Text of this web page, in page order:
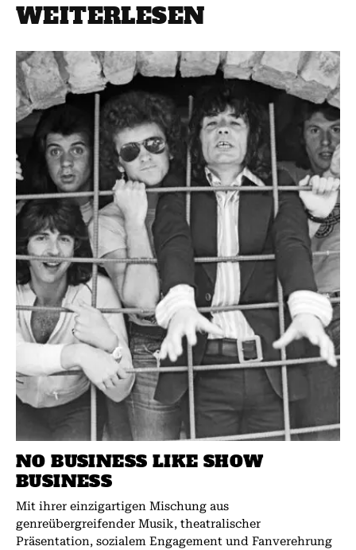
WEITERLESEN
NO BUSINESS LIKE SHOW
BUSINESS
Mit ihrer einzigartigen Mischung aus
genreübergreifender Musik, theatralischer
Präsentation, sozialem Engagement und Fanverehrung